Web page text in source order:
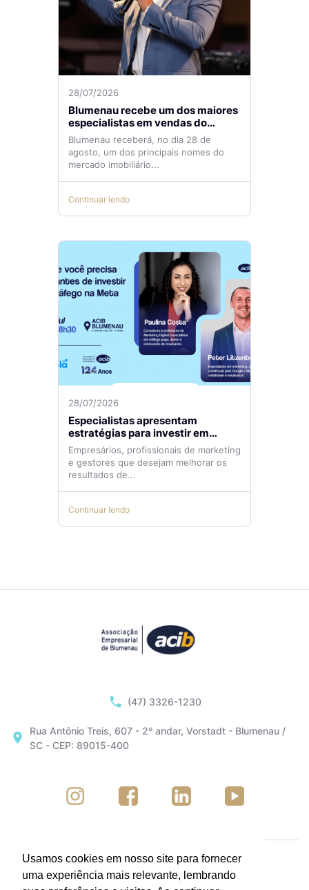
28/07/2026
Blumenau recebe um dos maiores
especialistas em vendas do
mercado imobiliário
Blumenau receberá, no dia 28 de
agosto, um dos principais nomes do
mercado imobiliário...
Continuar lendo
28/07/2026
Especialistas apresentam
estratégias para investir em
tráfego pago com mais eficiência
Empresários, profissionais de marketing
e gestores que desejam melhorar os
resultados de...
Continuar lendo
(47) 3326-1230
Rua Antônio Treis, 607 - 2º andar, Vorstadt - Blumenau /
SC - CEP: 89015-400
Usamos cookies em nosso site para fornecer
uma experiência mais relevante, lembrando